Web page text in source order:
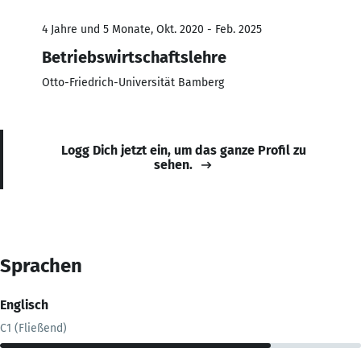
4 Jahre und 5 Monate, Okt. 2020 - Feb. 2025
Betriebswirtschaftslehre
Otto-Friedrich-Universität Bamberg
Logg Dich jetzt ein, um das ganze Profil zu
sehen.
Sprachen
Englisch
C1 (Fließend)